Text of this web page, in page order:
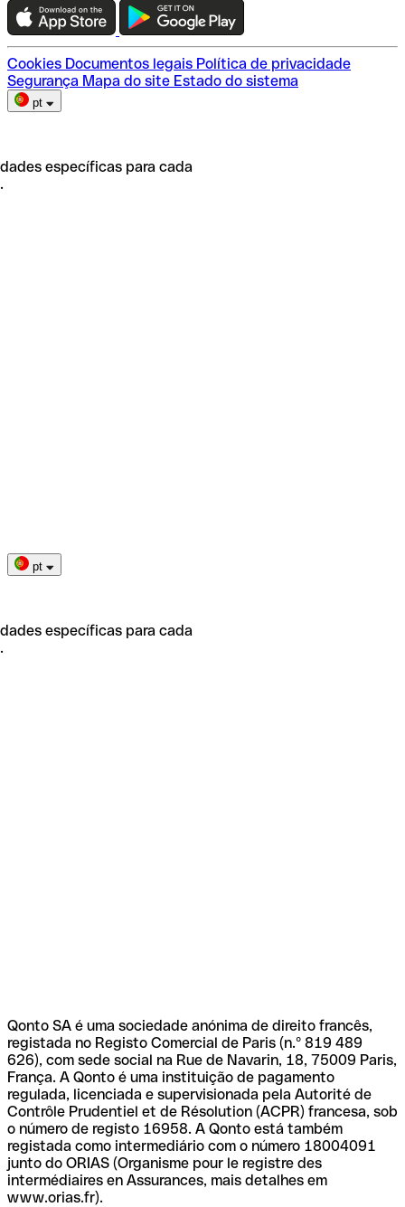
Escolha do plano
Cookies Documentos legais Política de privacidade
Segurança Mapa do site Estado do sistema
pt
específicas para cada
pt
específicas para cada
Qonto SA é uma sociedade anónima de direito francês,
registada no Registo Comercial de Paris (n.º 819 489
626), com sede social na Rue de Navarin, 18, 75009 Paris,
França. A Qonto é uma instituição de pagamento
regulada, licenciada e supervisionada pela Autorité de
Contrôle Prudentiel et de Résolution (ACPR) francesa, sob
o número de registo 16958. A Qonto está também
registada como intermediário com o número 18004091
junto do ORIAS (Organisme pour le registre des
intermédiaires en Assurances, mais detalhes em
www.orias.fr).